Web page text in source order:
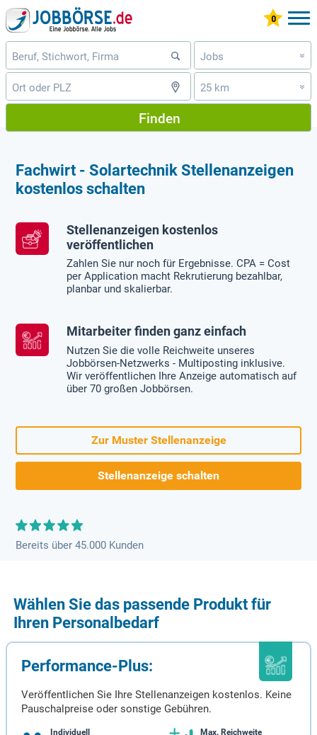
Jobs »
25 km »
Finden
Fachwirt - Solartechnik Stellenanzeigen
kostenlos schalten
Stellenanzeigen kostenlos
veröffentlichen
Zahlen Sie nur noch für Ergebnisse. CPA = Cost
per Application macht Rekrutierung bezahlbar,
planbar und skalierbar.
Mitarbeiter finden ganz einfach
Nutzen Sie die volle Reichweite unseres
Jobbörsen-Netzwerks - Multiposting inklusive.
Wir veröffentlichen Ihre Anzeige automatisch auf
über 70 großen Jobbörsen.
Zur Muster Stellenanzeige
Stellenanzeige schalten
Bereits über 45.000 Kunden
Wählen Sie das passende Produkt für
Ihren Personalbedarf
Performance-Plus:
Veröffentlichen Sie Ihre Stellenanzeigen kostenlos. Keine
Pauschalpreise oder sonstige Gebühren.
Individuell
Max. Reichweite